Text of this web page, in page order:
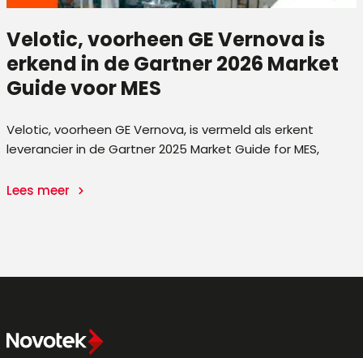
Velotic, voorheen GE Vernova is
erkend in de Gartner 2026 Market
Guide voor MES
Velotic, voorheen GE Vernova, is vermeld als erkent
leverancier in de Gartner 2025 Market Guide for MES,
Lees meer